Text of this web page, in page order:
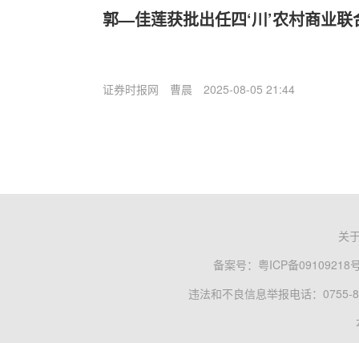
郭—佳莲获批出任四‘川’农村商业
证券时报网 曹晨 2025-08-05 21:44
关
备案号： 粤ICP备09109218
违法和不良信息举报电话：0755-